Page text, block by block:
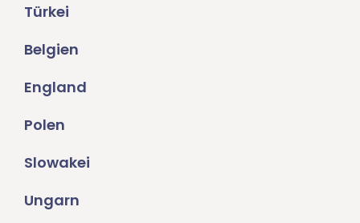
Türkei
Belgien
England
Polen
Slowakei
Ungarn